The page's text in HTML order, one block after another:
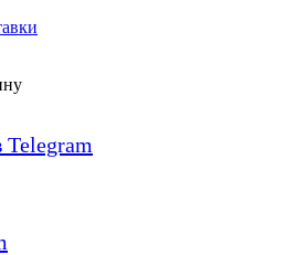
Telegram